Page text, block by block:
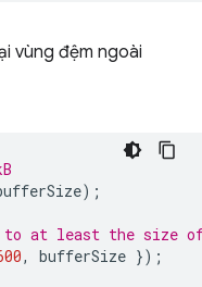
vùng đệm ngoài
);
to at least the size
, bufferSize });